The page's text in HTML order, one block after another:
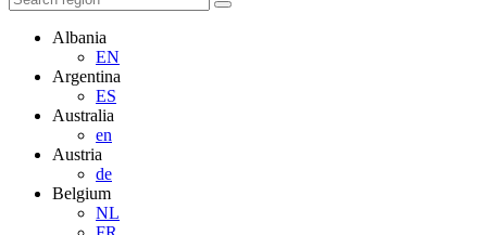
Albania
EN
Argentina
ES
Australia
en
Austria
de
Belgium
NL